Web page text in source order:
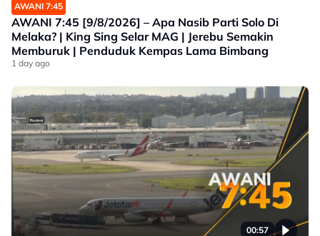
AWANI 7:45
AWANI 7:45 [9/8/2026] – Apa Nasib Parti Solo Di
Melaka? | King Sing Selar MAG | Jerebu Semakin
Memburuk | Penduduk Kempas Lama Bimbang
1 day ago
00:57